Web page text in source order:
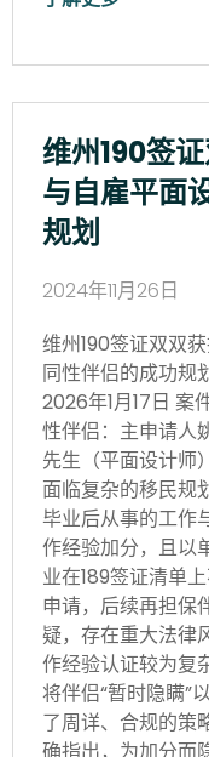
维州190签
与自雇平面
规划
2024年11月26日
维州190签证双双
同性伴侣的成功
2026年1月17日 案
性伴侣：主申请人
先生（平面设计师
面临复杂的移民规
毕业后从事的工作
作经验加分，且以
业在189签证清单
申请，后续再担保
疑，存在重大法律
作经验认证较为复
将伴侣“暂时隐瞒”
了周详、合规的策